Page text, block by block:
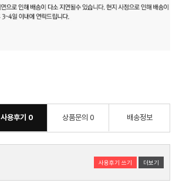
사용후기 0 상품문의 0 배송정보
사용후기 쓰기 더보기